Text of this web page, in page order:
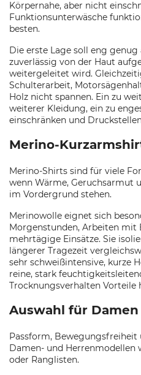
Körpernahe, aber nicht
Funktionsunterwäsche
besten.
Die erste Lage soll eng
zuverlässig von der Haut
weitergeleitet wird.
Schulterarbeit,
Holz nicht spannen. Ein zu
weiterer Kleidung, ein zu
einschränken und
Merino-
Merino-Shirts sind für viele
wenn Wärme, Geruchsarmut
im Vordergrund stehen.
Merinowolle eignet sich
Morgenstunden, Arbeiten mit
mehrtägige Einsätze. Sie
längerer Tragezeit
sehr schweißintensive, kurze
reine, stark
Trocknungsverhalten Vorteile
Auswahl für
Passform, Bewegungsfreiheit
Damen- und Herrenmodellen
oder Ranglisten.